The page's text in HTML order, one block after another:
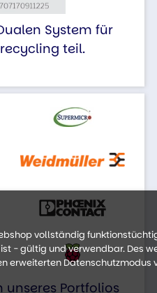
System für
teil.
unseres Portfolios
vollständig
- gültig und verwendbar. Des
erweiterten Datenschutzmodus